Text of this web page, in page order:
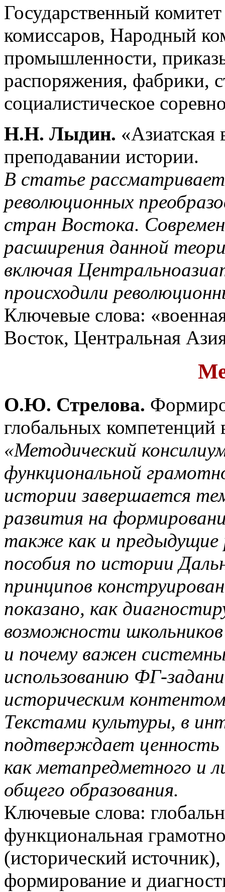
Государственный
комиссаров, Народный
промышленности,
распоряжения, фабрики,
социалистическое
Н.Н. Лыдин. «Азиатская
преподавании истории.
В статье
революционных
стран Востока.
расширения данной
включая
происходили
Ключевые слова:
Восток, Центральная
О.Ю. Стрелова.
глобальных компетенций
«Методический
функциональной
истории завершается
развития на
также как и предыдущие
пособия по истории
принципов
показано, как
возможности
и почему важен
использованию ФГ-
историческим
Текстами культуры, в
подтверждает ценность
как метапредметного и
общего образования.
Ключевые слова:
функциональная
(исторический
формирование и